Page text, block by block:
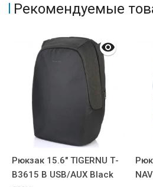
Рекомендуемые
Рюкзак 15.6" TIGERNU Т-
В3615 B USB/AUX Black